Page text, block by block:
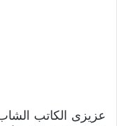
عزيزى الكاتب